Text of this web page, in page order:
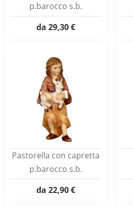
p.barocco s.b.
da 29,30 €
Pastorella con capretta
p.barocco s.b.
da 22,90 €